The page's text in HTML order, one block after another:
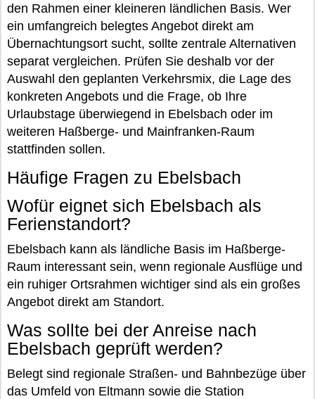
den Rahmen einer kleineren ländlichen Basis. Wer
ein umfangreich belegtes Angebot direkt am
Übernachtungsort sucht, sollte zentrale Alternativen
separat vergleichen. Prüfen Sie deshalb vor der
Auswahl den geplanten Verkehrsmix, die Lage des
konkreten Angebots und die Frage, ob Ihre
Urlaubstage überwiegend in Ebelsbach oder im
weiteren Haßberge- und Mainfranken-Raum
stattfinden sollen.
Häufige Fragen zu Ebelsbach
Wofür eignet sich Ebelsbach als
Ferienstandort?
Ebelsbach kann als ländliche Basis im Haßberge-
Raum interessant sein, wenn regionale Ausflüge und
ein ruhiger Ortsrahmen wichtiger sind als ein großes
Angebot direkt am Standort.
Was sollte bei der Anreise nach
Ebelsbach geprüft werden?
Belegt sind regionale Straßen- und Bahnbezüge über
das Umfeld von Eltmann sowie die Station